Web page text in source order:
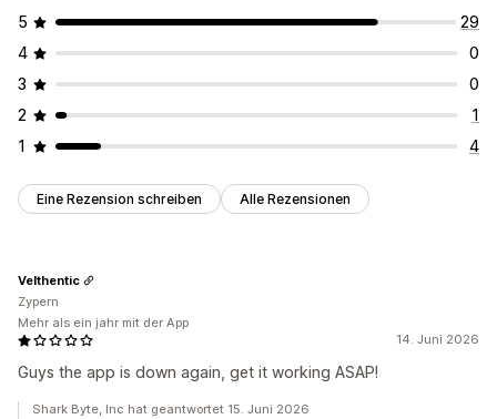
5
29
4
0
3
0
2
1
1
4
Eine Rezension schreiben Alle Rezensionen
14. Juni 2026
Guys the app is down again, get it working ASAP!
Velthentic
Zypern
Mehr als ein jahr mit der App
Shark Byte, Inc hat geantwortet 15. Juni 2026